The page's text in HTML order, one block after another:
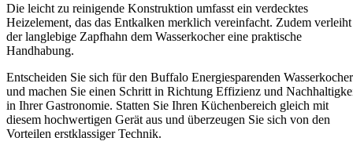
Die leicht zu reinigende Konstruktion umfasst ein verdecktes
Heizelement, das das Entkalken merklich vereinfacht. Zudem verleiht
der langlebige Zapfhahn dem Wasserkocher eine praktische
Handhabung.
Entscheiden Sie sich für den Buffalo Energiesparenden Wasserkocher
und machen Sie einen Schritt in Richtung Effizienz und
in Ihrer Gastronomie. Statten Sie Ihren Küchenbereich gleich mit
diesem hochwertigen Gerät aus und überzeugen Sie sich von den
Vorteilen erstklassiger Technik.